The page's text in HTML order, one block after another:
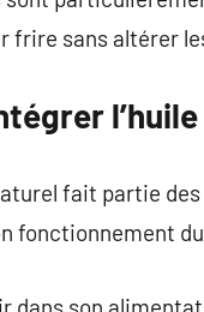
frire sans altérer
fait partie
fonctionnement
dans son